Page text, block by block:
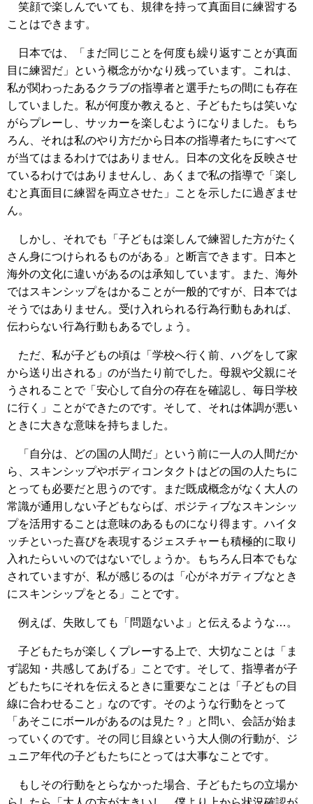
笑顔で楽しんでいても、規律を持って真面目に練習する
ことはできます。
日本では、「まだ同じことを何度も繰り返すことが真面
目に練習だ」という概念がかなり残っています。これは、
私が関わったあるクラブの指導者と選手たちの間にも存在
していました。私が何度か教えると、子どもたちは笑いな
がらプレーし、サッカーを楽しむようになりました。もち
ろん、それは私のやり方だから日本の指導者たちにすべて
が当てはまるわけではありません。日本の文化を反映させ
ているわけではありませんし、あくまで私の指導で「楽し
むと真面目に練習を両立させた」ことを示したに過ぎませ
ん。
しかし、それでも「子どもは楽しんで練習した方がたく
さん身につけられるものがある」と断言できます。日本と
海外の文化に違いがあるのは承知しています。また、海外
ではスキンシップをはかることが一般的ですが、日本では
そうではありません。受け入れられる行為行動もあれば、
伝わらない行為行動もあるでしょう。
ただ、私が子どもの頃は「学校へ行く前、ハグをして家
から送り出される」のが当たり前でした。母親や父親にそ
うされることで「安心して自分の存在を確認し、毎日学校
に行く」ことができたのです。そして、それは体調が悪い
ときに大きな意味を持ちました。
「自分は、どの国の人間だ」という前に一人の人間だか
ら、スキンシップやボディコンタクトはどの国の人たちに
とっても必要だと思うのです。まだ既成概念がなく大人の
常識が通用しない子どもならば、ポジティブなスキンシッ
プを活用することは意味のあるものになり得ます。ハイタ
ッチといった喜びを表現するジェスチャーも積極的に取り
入れたらいいのではないでしょうか。もちろん日本でもな
されていますが、私が感じるのは「心がネガティブなとき
にスキンシップをとる」ことです。
例えば、失敗しても「問題ないよ」と伝えるような…。
子どもたちが楽しくプレーする上で、大切なことは「ま
ず認知・共感してあげる」ことです。そして、指導者が子
どもたちにそれを伝えるときに重要なことは「子どもの目
線に合わせること」なのです。そのような行動をとって
「あそこにボールがあるのは見た？」と問い、会話が始ま
っていくのです。その同じ目線という大人側の行動が、ジ
ュニア年代の子どもたちにとっては大事なことです。
もしその行動をとらなかった場合、子どもたちの立場か